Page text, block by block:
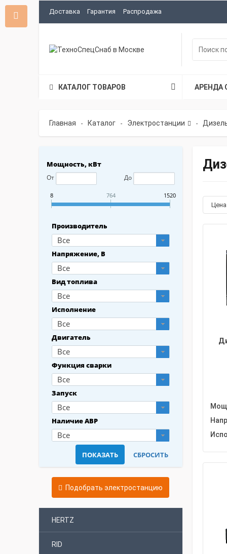
Доставка Гарантия Распродажа
КАТАЛОГ ТОВАРОВ АРЕНДА
Главная - Каталог - Электростанции -
Мощность, кВт
От До
8 764 1520
Производитель
Все
Напряжение, В
Все
Вид топлива
Все
Исполнение
Все
Двигатель
Все
Функция сварки
Все
Запуск
Все
Наличие АВР
Все
Подобрать электростанцию
HERTZ
RID